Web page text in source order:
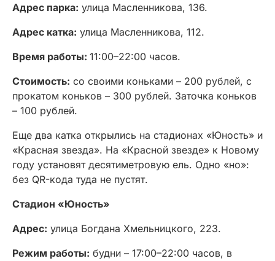
Адрес парка: улица Масленникова, 136.
Адрес катка: улица Масленникова, 112.
Время работы: 11:00–22:00 часов.
Стоимость: со своими коньками – 200 рублей, с
прокатом коньков – 300 рублей. Заточка коньков
– 100 рублей.
Еще два катка открылись на стадионах «Юность» и
«Красная звезда». На «Красной звезде» к Новому
году установят десятиметровую ель. Одно «но»:
без QR-кода туда не пустят.
Стадион «Юность»
Адрес: улица Богдана Хмельницкого, 223.
Режим работы: будни – 17:00–22:00 часов, в